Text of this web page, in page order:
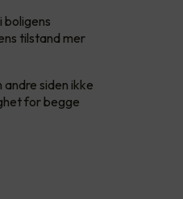
boligens
tilstand mer
siden ikke
for begge